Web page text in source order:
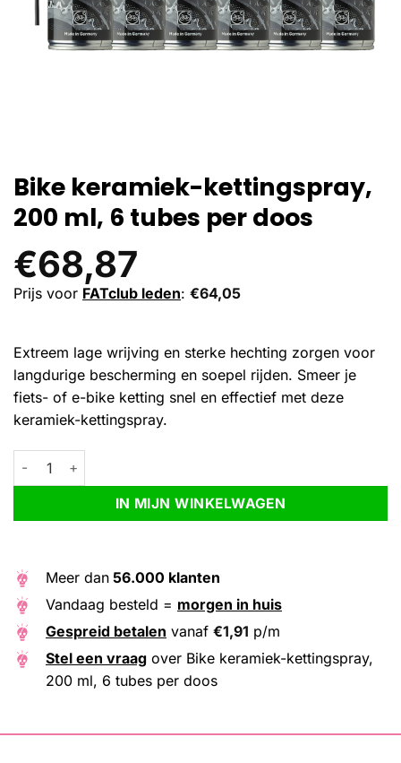
Bike keramiek-kettingspray,
200 ml, 6 tubes per doos
€68,87
Prijs voor FATclub leden: €64,05
Extreem lage wrijving en sterke hechting zorgen voor
langdurige bescherming en soepel rijden. Smeer je
fiets- of e-bike ketting snel en effectief met deze
keramiek-kettingspray.
Bike keramiek-kettingspray, 200 ml, 6 tubes per doos aantal
IN MIJN WINKELWAGEN
Alternative:
Meer dan 56.000 klanten
Vandaag besteld = morgen in huis
Gespreid betalen vanaf €1,91 p/m
Stel een vraag over Bike keramiek-kettingspray,
200 ml, 6 tubes per doos